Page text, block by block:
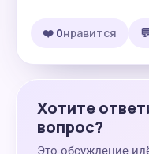
❤️ 0нравится
Хотите
вопрос?
Это обсуждение